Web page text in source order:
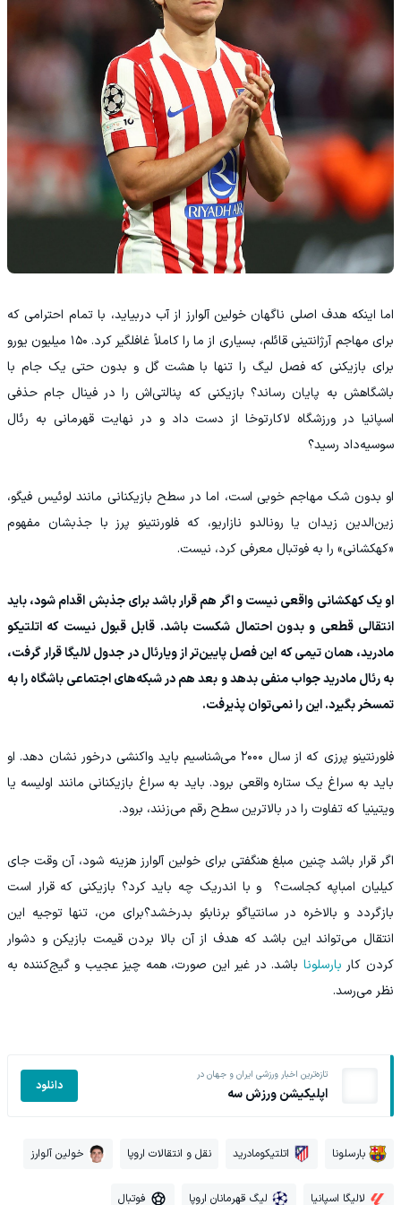
اما اینکه هدف اصلی ناگهان خولین آلوارز از آب دربیاید، با تمام احترامی که
برای مهاجم آرژانتینی قائلم، بسیاری از ما را کاملاً غافلگیر کرد. ۱۵۰ میلیون یورو
برای بازیکنی که فصل لیگ را تنها با هشت گل و بدون حتی یک جام با
باشگاهش به پایان رساند؟ بازیکنی که پنالتی‌اش را در فینال جام حذفی
اسپانیا در ورزشگاه لاکارتوخا از دست داد و در نهایت قهرمانی به رئال
سوسیه‌داد رسید؟
او بدون شک مهاجم خوبی است، اما در سطح بازیکنانی مانند لوئیس فیگو،
زین‌الدین زیدان یا رونالدو نازاریو، که فلورنتینو پرز با جذبشان مفهوم
«کهکشانی» را به فوتبال معرفی کرد،‌ نیست.
او یک کهکشانی واقعی نیست و اگر هم قرار باشد برای جذبش اقدام شود، باید
انتقالی قطعی و بدون احتمال شکست باشد. قابل قبول نیست که اتلتیکو
مادرید، همان تیمی که این فصل پایین‌تر از ویارئال در جدول لالیگا قرار گرفت،
به رئال مادرید جواب منفی بدهد و بعد هم در شبکه‌های اجتماعی باشگاه را به
تمسخر بگیرد. این را نمی‌توان پذیرفت.
فلورنتینو پرزی که از سال ۲۰۰۰ می‌شناسیم باید واکنشی درخور نشان دهد. او
باید به سراغ یک ستاره واقعی برود. باید به سراغ بازیکنانی مانند اولیسه یا
ویتینیا که تفاوت را در بالاترین سطح رقم می‌زنند، برود.
اگر قرار باشد چنین مبلغ هنگفتی برای خولین آلوارز هزینه شود، آن وقت جای
کیلیان امباپه کجاست؟ و با اندریک چه باید کرد؟ بازیکنی که قرار است
بازگردد و بالاخره در سانتیاگو برنابئو بدرخشد؟برای من، تنها توجیه این
انتقال می‌تواند این باشد که هدف از آن بالا بردن قیمت بازیکن و دشوار
کردن کار بارسلونا باشد. در غیر این صورت، همه چیز عجیب و گیج‌کننده به
نظر می‌رسد.
تازه‌ترین اخبار ورزشی ایران و جهان در
اپلیکیشن ورزش سه دانلود
بارسلونا اتلتیکومادرید نقل و انتقالات اروپا خولین آلوارز
لالیگا اسپانیا لیگ قهرمانان اروپا فوتبال